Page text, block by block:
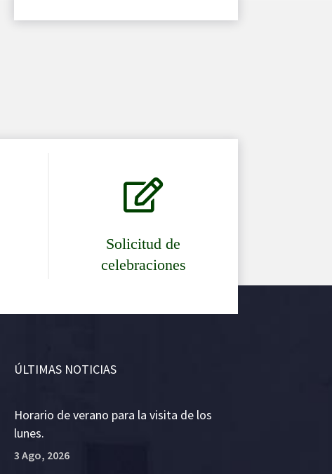

Solicitud de
celebraciones
ÚLTIMAS NOTICIAS
Horario de verano para la visita de los
lunes.
3 Ago, 2026